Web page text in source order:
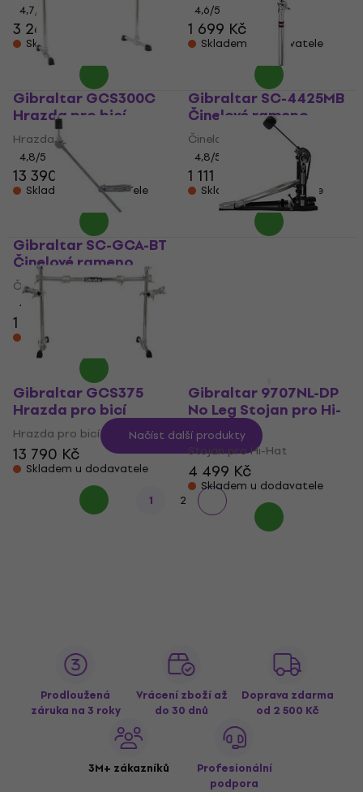
4,7/5
3 266 Kč
Skladem u dodavatele
4,6/5
1 699 Kč
Skladem u dodavatele
Gibraltar GCS300C
Hrazda pro bicí
Hrazda pro bicí
4,8/5
13 390 Kč
Skladem u dodavatele
Gibraltar SC-4425MB
Činelové rameno
Činelové rameno
4,8/5
1 111 Kč
Skladem u dodavatele
Gibraltar SC-GCA-BT
Činelové rameno
Činelové rameno
4,8
1 579 Kč
Skladem u dodavatele
Gibraltar GCS375
Hrazda pro bicí
Hrazda pro bicí
13 790 Kč
Skladem u dodavatele
Gibraltar 9707NL-DP
No Leg Stojan pro Hi-
Hat
Stojan pro Hi-Hat
4 499 Kč
Skladem u dodavatele
Načíst další produkty
1 2
Prodloužená
záruka na 3 roky
Vrácení zboží až
do 30 dnů
Doprava zdarma
od 2 500 Kč
3M+ zákazníků
Profesionální
podpora